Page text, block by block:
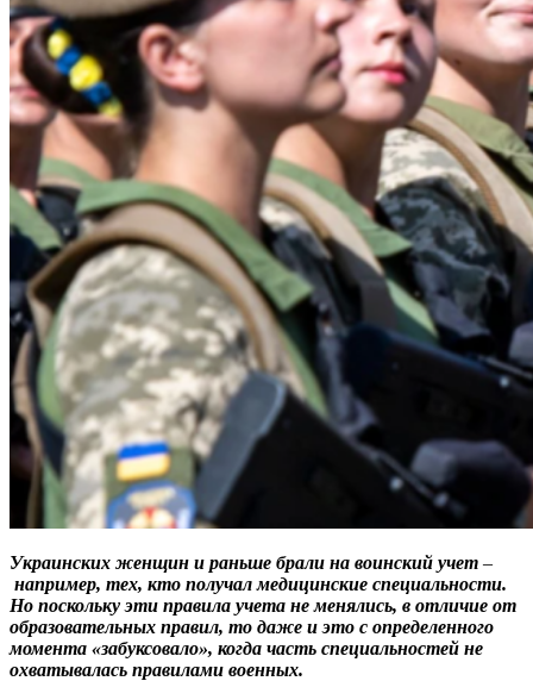
Украинских женщин и раньше брали на воинский учет –
например, тех, кто получал медицинские специальности.
Но поскольку эти правила учета не менялись, в отличие от
образовательных правил, то даже и это с определенного
момента «забуксовало», когда часть специальностей не
охватывалась правилами военных.